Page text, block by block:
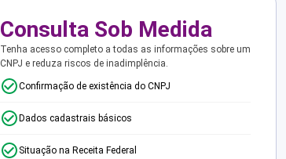
Consulta Sob Medida
Tenha acesso completo a todas as informações sobre um
CNPJ e reduza riscos de inadimplência.
Confirmação de existência do CNPJ
Dados cadastrais básicos
Situação na Receita Federal